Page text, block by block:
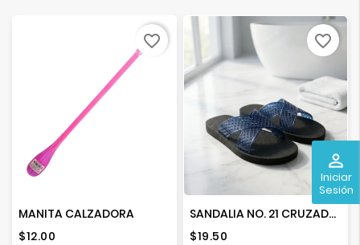
perm_identity
Iniciar
Sesión
MANITA CALZADORA
Precio
$12.00
favorite_border
SANDALIA NO. 21 CRUZADA CRISTAL
Precio
$19.50
favorite_border